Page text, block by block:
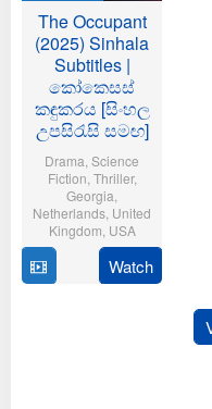
The Occupant
(2025) Sinhala
Subtitles |
කෝකෙසස්
කඳුකරය [සිංහල
උපසිරැසි සමඟ]
Drama ,Science
Fiction Thriller,
Georgia
Netherlands United
Kingdom USA
Aug
Hugo
Keijzer
Watch